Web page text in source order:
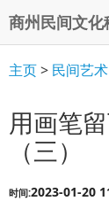
商州民间文化
主页> 民间艺术
用画笔
（三）
时间:2023-01-20